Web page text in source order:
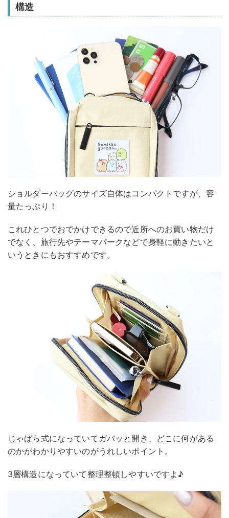
構造
ショルダーバッグのサイズ自体はコンパクトですが、容
量たっぷり！
これひとつでおでかけできるので近所へのお買い物だけ
でなく、旅行先やテーマパークなどで身軽に動きたいと
いうときにもおすすめです。
じゃばら式になっていてガバッと開き、どこに何がある
のかがわかりやすいのがうれしいポイント。
3層構造になっていて整理整頓しやすいですよ♪